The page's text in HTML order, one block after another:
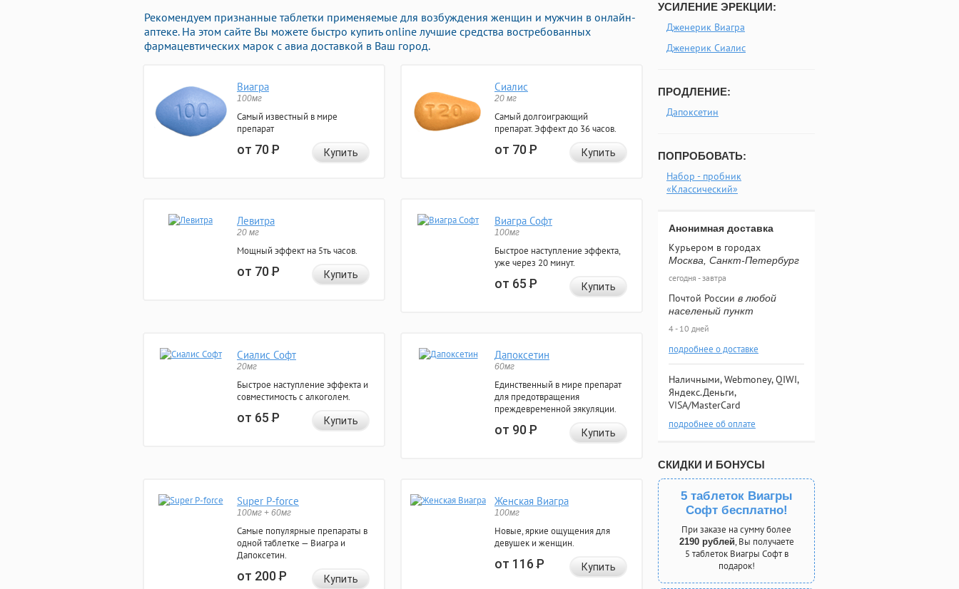
Рекомендуем признанные таблетки применяемые для возбуждения женщин и мужчин в онлайн-
аптеке. На этом сайте Вы можете быстро купить online лучшие средства востребованных
фармацевтических марок с авиа доставкой в Ваш город.
Виагра
100мг
Самый известный в мире
препарат
от 70Р Купить
Сиалис
20 мг
Самый долгоиграющий
препарат. Эффект до 36 часов.
от 70Р Купить
Левитра
20 мг
Мощный эффект на 5ть часов.
от 70Р Купить
Виагра Софт
100мг
Быстрое наступление эффекта,
уже через 20 минут.
от 65Р Купить
Сиалис Софт
20мг
Быстрое наступление эффекта и
совместимость с алкоголем.
от 65Р Купить
Дапоксетин
60мг
Единственный в мире препарат
для предотвращения
преждевременной эякуляции.
от 90Р Купить
Super P-force
100мг + 60мг
Самые популярные препараты в
одной таблетке — Виагра и
Дапоксетин.
от 200Р Купить
Женская Виагра
100мг
Новые, яркие ощущения для
девушек и женщин.
от 116Р Купить
УСИЛЕНИЕ ЭРЕКЦИИ:
Дженерик Виагра
Дженерик Сиалис
ПРОДЛЕНИЕ:
Дапоксетин
ПОПРОБОВАТЬ:
Набор - пробник
«Классический»
Анонимная доставка
Курьером в городах
Москва, Санкт-Петербург
сегодня - завтра
Почтой России в любой
населеный пункт
4 - 10 дней
подробнее о доставке
Наличными, Webmoney, QIWI,
Яндекс.Деньги,
VISA/MasterCard
подробнее об оплате
СКИДКИ И БОНУСЫ
5 таблеток Виагры
Софт бесплатно!
При заказе на сумму более
2190 рублей, Вы получаете
5 таблеток Виагры Софт в
подарок!